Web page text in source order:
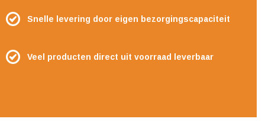
Snelle levering door eigen bezorgingscapaciteit
Veel producten direct uit voorraad leverbaar